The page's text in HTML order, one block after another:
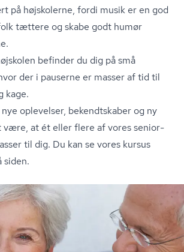
på højskolerne, fordi musik er en god
tættere og skabe godt humør
befinder du dig på små
der i pauserne er masser af tid til
kage.
oplevelser, bekendtskaber og ny
være, at ét eller flere af vores se­ni­o­r­
til dig. Du kan se vores kursus
siden.